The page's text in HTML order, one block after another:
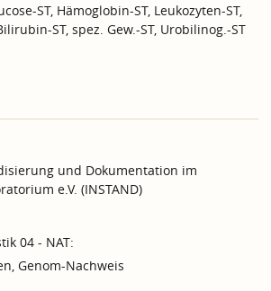
ST, Hämoglobin-ST, Leukozyten-ST,
ST, spez. Gew.-ST, Urobilinog.-ST
und Dokumentation im
e.V. (INSTAND)
04 - NAT:
Genom-Nachweis